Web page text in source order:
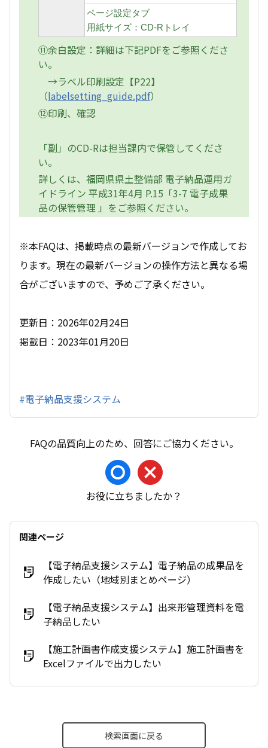
ページ設定タブ
用紙サイズ：CD-Rトレイ
⑪余白設定：詳細は下記PDFをご参照くださ
い。
→ラベル印刷設定【P22】
（labelsetting_guide.pdf）
⑫印刷、確認
「副」のCD-Rは担当課内で保管してくださ
い。
詳しくは、福岡県県土整備部 電子納品運用ガ
イドライン 平成31年4月 P.15「3-7 電子成果
品の保管管理 」をご参照ください。
※本FAQは、掲載時点の最新バージョンで作成してお
ります。現在の最新バージョンの操作方法と異なる場
合がございますので、予めご了承ください。
更新日：2026年02月24日
掲載日：2023年01月20日
#電子納品支援システム
お役に立ちましたか？
関連ページ
【電子納品支援システム】電子納品の成果品を
作成したい（地域別まとめページ）
【電子納品支援システム】出来形管理資料を電
子納品したい
【施工計画書作成支援システム】施工計画書を
Excelファイルで出力したい
検索画面に戻る